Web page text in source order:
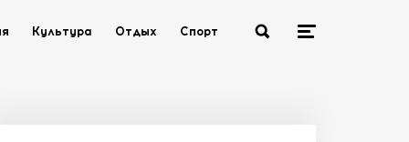
Культура Отдых Спорт